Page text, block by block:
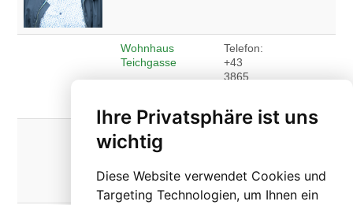
Ihre Privatsphäre ist uns
wichtig
Diese Website verwendet Cookies und
Targeting Technologien, um Ihnen ein
Wohnhaus
Teichgasse
Telefon:
+43
3865
Wohngemeinschaft
Teichgasse
2477